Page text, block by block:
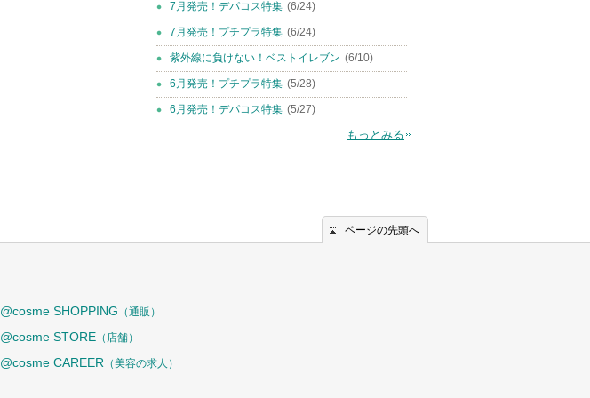
7月発売！デパコス特集 (6/24)
7月発売！プチプラ特集 (6/24)
紫外線に負けない！ベストイレブン (6/10)
6月発売！プチプラ特集 (5/28)
6月発売！デパコス特集 (5/27)
もっとみる
ページの先頭へ
@cosme SHOPPING （通販）
@cosme STORE （店舗）
@cosme CAREER （美容の求人）